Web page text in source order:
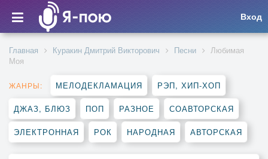
Вход
Главная Куракин Дмитрий Викторович Песни
Любимая
Моя
ЖАНРЫ: МЕЛОДЕКЛАМАЦИЯ РЭП, ХИП-ХОП
ДЖАЗ, БЛЮЗ ПОП РАЗНОЕ СОАВТОРСКАЯ
ЭЛЕКТРОННАЯ РОК НАРОДНАЯ АВТОРСКАЯ